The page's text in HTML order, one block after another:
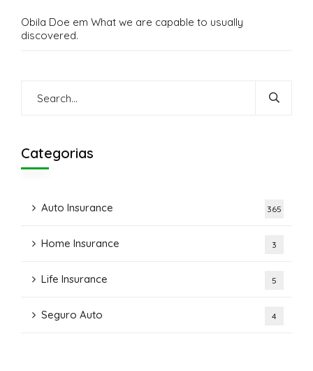
Obila Doe em What we are capable to usually
discovered.
Categorias
Auto Insurance 365
Home Insurance 3
Life Insurance 5
Seguro Auto 4